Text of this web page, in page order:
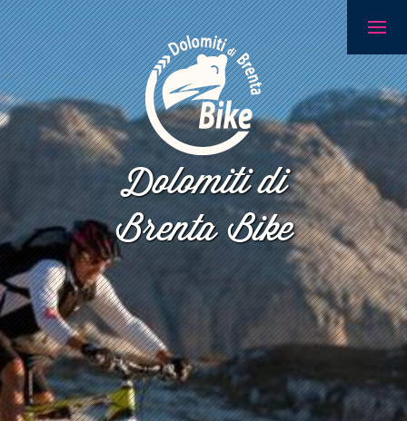
Dolomiti di
Brenta Bike